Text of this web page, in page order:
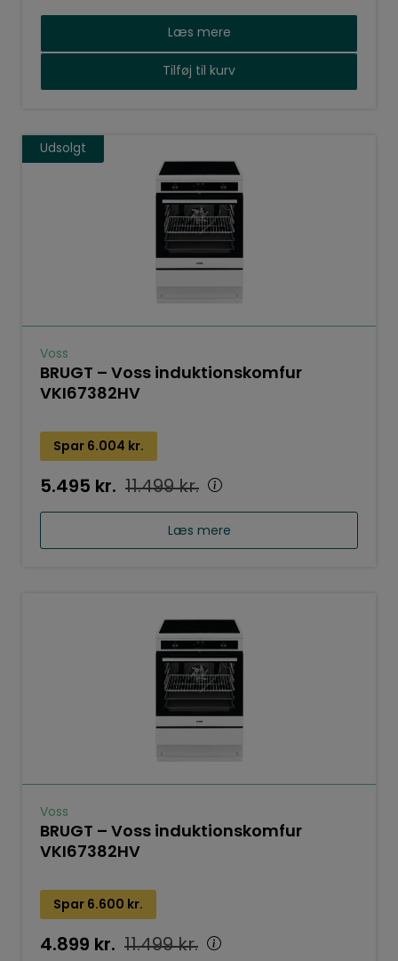
Læs mere
Tilføj til kurv
Udsolgt
Voss
BRUGT – Voss induktionskomfur
VKI67382HV
Spar 6.004 kr.
11.499kr.
5.495 kr.
Læs mere
Voss
BRUGT – Voss induktionskomfur
VKI67382HV
Spar 6.600 kr.
11.499kr.
4.899 kr.